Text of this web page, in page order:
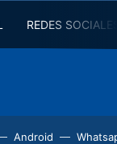
REDES
Android